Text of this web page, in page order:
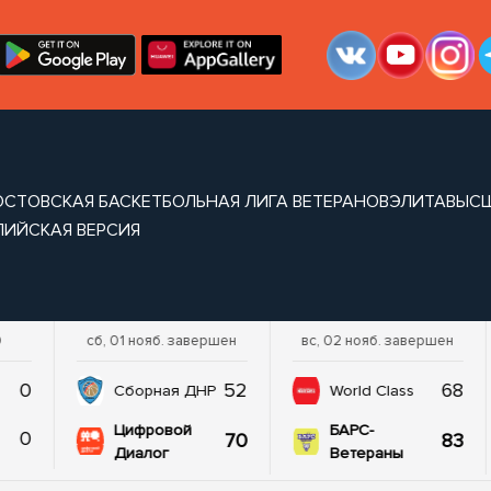
БАСКЕТБОЛЬНАЯ ЛИГА ВЕТЕРАНОВЭЛИТА
ВЕРСИЯ
0
0
сб, 01 нояб. завершен
Сборная ДНР 52
Цифровой
Диалог
70
вс, 02 нояб. завершен
World Class 68
БАРС-
Ветераны
83